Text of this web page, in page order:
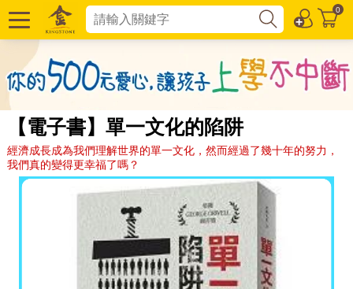
0
【電子書】單一文化的陷阱
經濟成長成為我們理解世界的單一文化，然而經過了幾十年的努力，
我們真的變得更幸福了嗎？